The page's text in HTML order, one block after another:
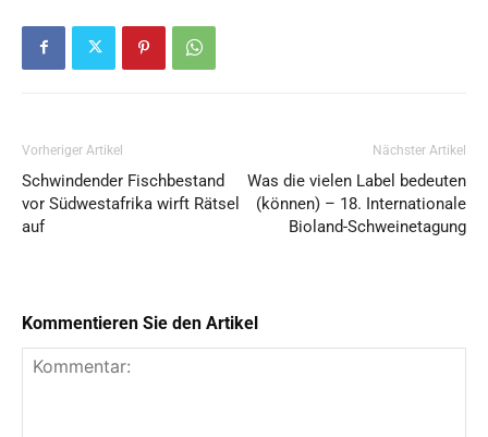
Vorheriger Artikel
Schwindender Fischbestand
vor Südwestafrika wirft Rätsel
auf
Nächster Artikel
Was die vielen Label bedeuten
(können) – 18. Internationale
Bioland-Schweinetagung
Kommentieren Sie den Artikel